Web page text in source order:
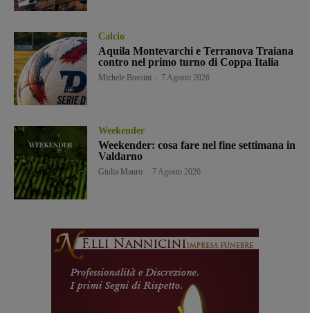
Calcio
Aquila Montevarchi e Terranova Traiana
contro nel primo turno di Coppa Italia
Michele Bossini 7 Agosto 2026
Weekender
Weekender: cosa fare nel fine settimana in
Valdarno
Giulia Mauro 7 Agosto 2026